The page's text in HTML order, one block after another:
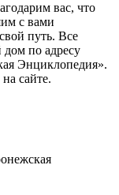
вас, что
с вами
путь. Все
по адресу
Энциклопедия».
сайте.